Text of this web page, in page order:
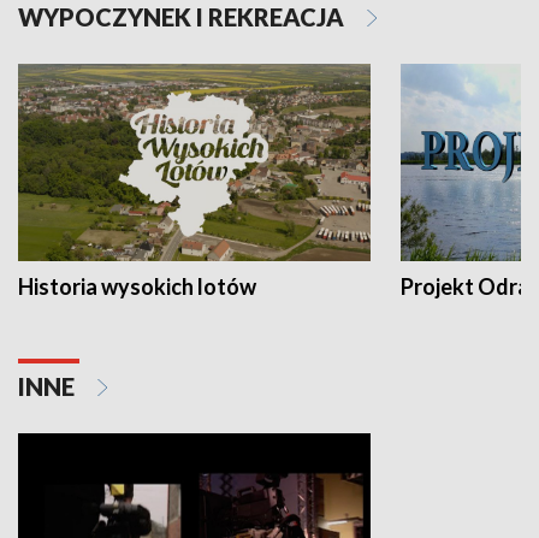
WYPOCZYNEK I REKREACJA
Historia wysokich lotów Projekt Odra
INNE